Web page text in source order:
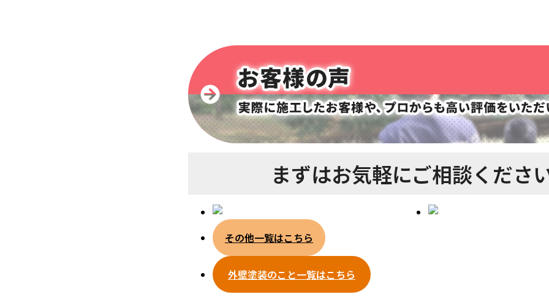
まずはお気軽にご相談くださ
その他一覧はこちら
外壁塗装のこと一覧はこちら